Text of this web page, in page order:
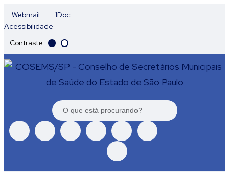
Webmail
1Doc
Acessibilidade
Contraste